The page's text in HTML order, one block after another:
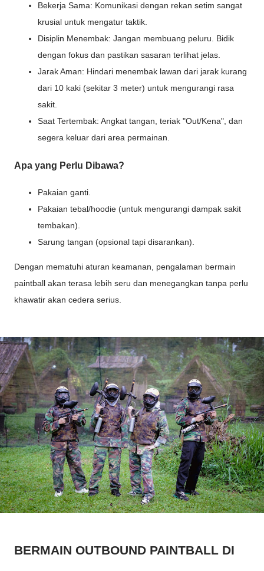
Bekerja Sama: Komunikasi dengan rekan setim sangat
krusial untuk mengatur taktik.
Disiplin Menembak: Jangan membuang peluru. Bidik
dengan fokus dan pastikan sasaran terlihat jelas.
Jarak Aman: Hindari menembak lawan dari jarak kurang
dari 10 kaki (sekitar 3 meter) untuk mengurangi rasa
sakit.
Saat Tertembak: Angkat tangan, teriak "Out/Kena", dan
segera keluar dari area permainan.
Apa yang Perlu Dibawa?
Pakaian ganti.
Pakaian tebal/hoodie (untuk mengurangi dampak sakit
tembakan).
Sarung tangan (opsional tapi disarankan).
Dengan mematuhi aturan keamanan, pengalaman bermain
paintball akan terasa lebih seru dan menegangkan tanpa perlu
khawatir akan cedera serius.
BERMAIN OUTBOUND PAINTBALL DI